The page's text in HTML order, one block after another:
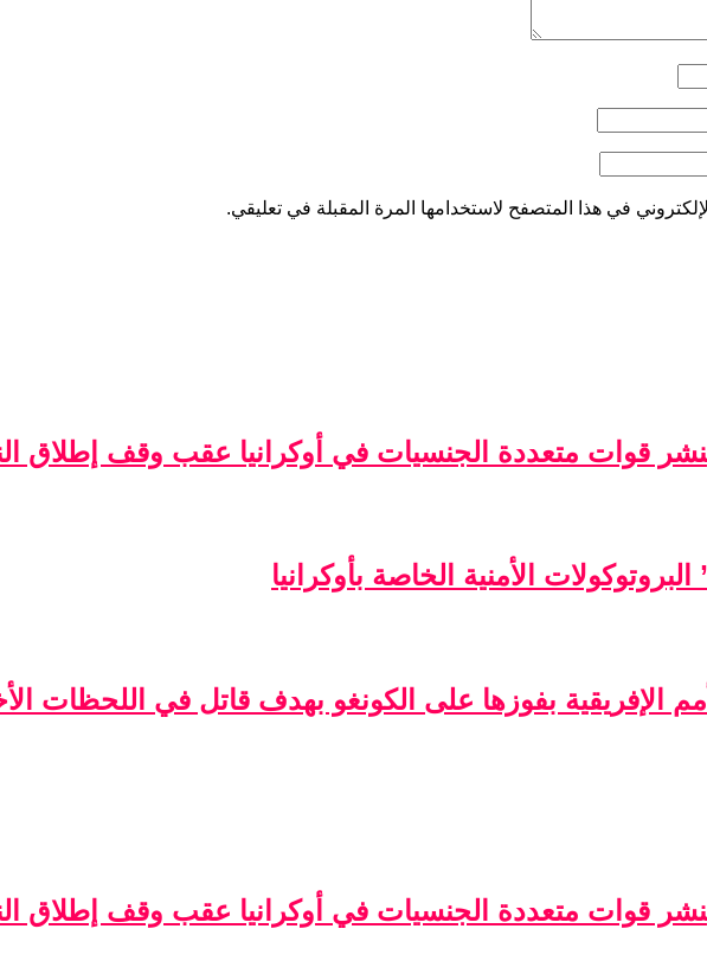
في هذا المتصفح لاستخدامها المرة المقبلة في تعليقي.
قوات متعددة الجنسيات في أوكرانيا عقب وقف إطلاق
الأمنية الخاصة بأوكرانيا
الإفريقية بفوزها على الكونغو بهدف قاتل في اللحظات
قوات متعددة الجنسيات في أوكرانيا عقب وقف إطلاق